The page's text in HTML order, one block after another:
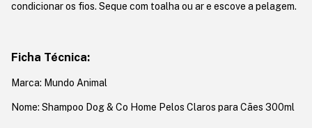
condicionar os fios. Seque com toalha ou ar e escove a pelagem.
Ficha Técnica:
Marca: Mundo Animal
Nome: Shampoo Dog & Co Home Pelos Claros para Cães 300ml